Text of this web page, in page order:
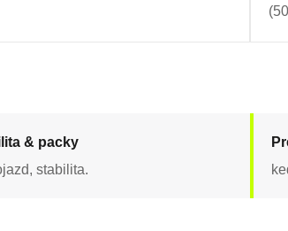
& packy
stabilita.